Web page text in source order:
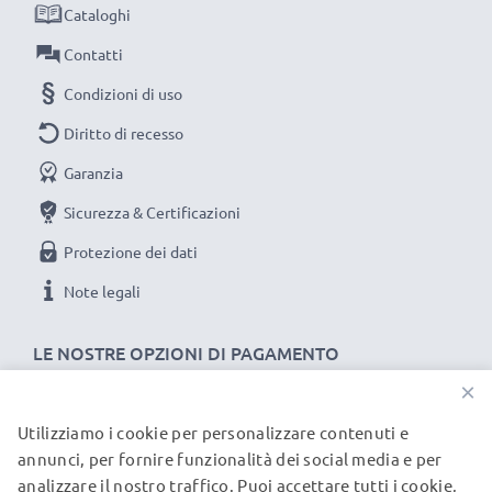
Ciascuna batteria CELLONIC viene sottoposta a
le migliori prestazioni e una durata lunghissima.
Ordina ora per una spedizione rapida e 3 anni di
garanzia.
LE NOSTRE OPZIONI DI PAGAMENTO
Cataloghi
Contatti
Condizioni di uso
Diritto di recesso
Garanzia
Sicurezza & Certificazioni
Protezione dei dati
Note legali
I NOSTRI PARTNER DI SPEDIZIONE
×
Utilizziamo i cookie per personalizzare contenuti e
annunci, per fornire funzionalità dei social media e per
analizzare il nostro traffico. Puoi accettare tutti i cookie,